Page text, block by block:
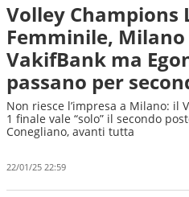
Volley Champions
Femminile,
VakifBank ma
passano per
Non riesce l’impresa a Milano: il
1 finale vale “solo” il secondo
Conegliano, avanti tutta
22/01/25 22:59